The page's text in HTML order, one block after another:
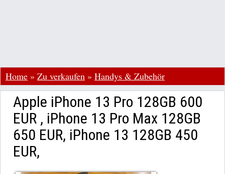
Home » Zu verkaufen » Handys & Zubehör
Apple iPhone 13 Pro 128GB 600
EUR , iPhone 13 Pro Max 128GB
650 EUR, iPhone 13 128GB 450
EUR,